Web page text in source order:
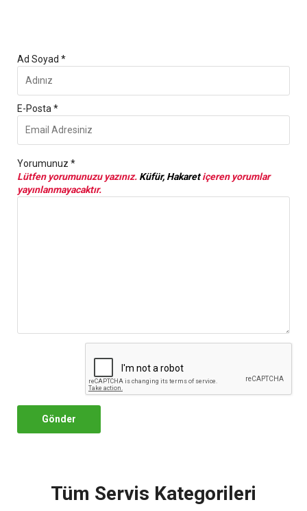
Ad Soyad *
E-Posta *
Yorumunuz *
Lütfen yorumunuzu yazınız. Küfür, Hakaretiçeren yorumlar
yayınlanmayacaktır.
Gönder
Tüm Servis Kategorileri